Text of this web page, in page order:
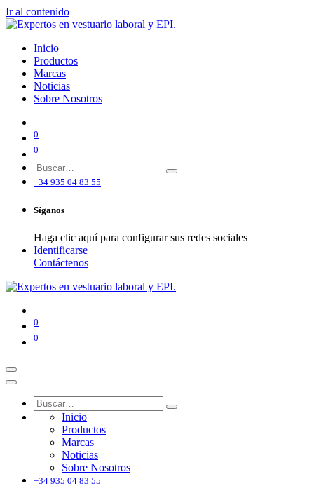
Ir al contenido
Inicio
Productos
Marcas
Noticias
Sobre Nosotros
0
0
+34 935 04 83 55
Síganos
Haga clic aquí para configurar sus redes sociales
Identificarse
Contáctenos
0
0
Inicio
Productos
Marcas
Noticias
Sobre Nosotros
+34 935 04 83 55